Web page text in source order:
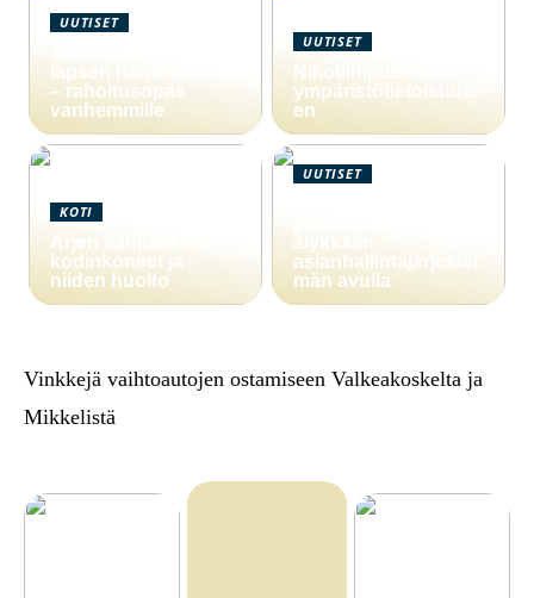
UUTISET
lapsen harrastuksiin
– rahoitusopas
vanhemmille
UUTISET
Nikotiinipusseista
ympäristötietoisuute
en
KOTI
Arjen sankarit –
kodinkoneet ja
niiden huolto
UUTISET
älykkään
asianhallintajärjestel
män avulla
Vinkkejä vaihtoautojen ostamiseen Valkeakoskelta ja
Mikkelistä